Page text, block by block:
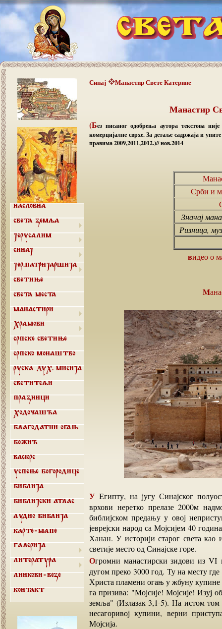
Насловна
Света земља
Јерусалим
Синај
Јер.патријаршија
Светиње
Света места
Манастири
Храмови
Српске светиње
Српско монаштво
Руска дух. мисија
Светитељи
Празници
Ходочашћа
Благодатни огањ
Божић
Васкрс
Успење Богородице
Библија
Библијски атлас
Аудио библија
Карте-мапе
Галерија
Литература
Линкови-везе
Контакт
Синај Манастир Свете Катерине
Манастир
(Без писаног одобрења аутора текстова
комерцијалне сврхе. За детаље садржаја и
правима 2009,2011,2012.)// нов.2014
Срби и
Значај
Ризница,
видео о
У Египту, на југу Синајског полуострва, окружен црвеним гранитним планинама чији
врхови неретко прелазе 2000м
библијском предању у овој
јеврејски народ са Мојсијем 40
Ханан. У историји старог света као
светије место од Синајске горе.
Огромни манастирски зидови из VI века опасали су простор који се окитио прошлошћу
дугом преко 3000 год. Ту на месту
Христа пламени огањ у жбуну купине
га призива: "Мојсије! Мојсије! Изуј
земља" (Излазак 3,1-5). На истом том
несагоривој купини, верни
Мојсија.